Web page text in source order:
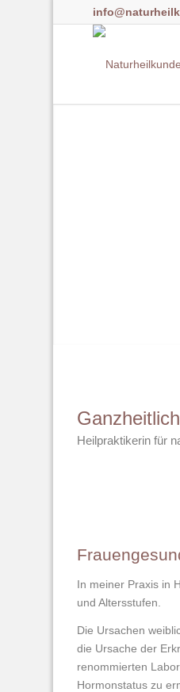
Heilpraktikerin für
In meiner Praxis in
und Altersstufen.
Die Ursachen
die Ursache der
renommierten
Hormonstatus zu